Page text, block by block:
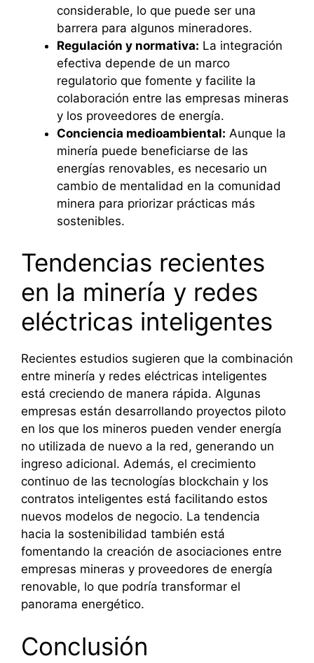
considerable, lo que puede ser una
barrera para algunos mineradores.
Regulación y normativa: La integración
efectiva depende de un marco
regulatorio que fomente y facilite la
colaboración entre las empresas mineras
y los proveedores de energía.
Conciencia medioambiental: Aunque la
minería puede beneficiarse de las
energías renovables, es necesario un
cambio de mentalidad en la comunidad
minera para priorizar prácticas más
sostenibles.
Tendencias recientes
en la minería y redes
eléctricas inteligentes
Recientes estudios sugieren que la combinación
entre minería y redes eléctricas inteligentes
está creciendo de manera rápida. Algunas
empresas están desarrollando proyectos piloto
en los que los mineros pueden vender energía
no utilizada de nuevo a la red, generando un
ingreso adicional. Además, el crecimiento
continuo de las tecnologías blockchain y los
contratos inteligentes está facilitando estos
nuevos modelos de negocio. La tendencia
hacia la sostenibilidad también está
fomentando la creación de asociaciones entre
empresas mineras y proveedores de energía
renovable, lo que podría transformar el
panorama energético.
Conclusión